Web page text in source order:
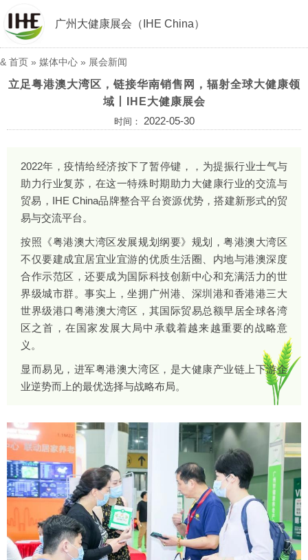
广州大健康展会（IHE China）
& 首页 » 媒体中心 » 展会新闻
立足粤港澳大湾区，链接华南销售网，辐射全球大健康领
域丨IHE大健康展会
时间： 2022-05-30
2022年，疫情给经济按下了暂停键，，为提振行业士气与
助力行业复苏，在这一特殊时期助力大健康行业的交流与
贸易，IHE China品牌整合平台资源优势，搭建新形式的贸
易与交流平台。
按照《粤港澳大湾区发展规划纲要》规划，粤港澳大湾区
不仅要建成宜居宜业宜游的优质生活圈、内地与港澳深度
合作示范区，还要成为国际科技创新中心和充满活力的世
界级城市群。事实上，坐拥广州港、深圳港和香港港三大
世界级港口粤港澳大湾区，其国际贸易总额早居全球各湾
区之首，在国家发展大局中承载着越来越重要的战略意
义。
显而易见，进军粤港澳大湾区，是大健康产业链上下游企
业逆势而上的最优选择与战略布局。